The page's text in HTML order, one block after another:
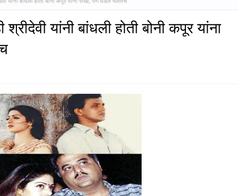
श्रीदेवी यांनी बांधली होती बोनी कपूर यांना